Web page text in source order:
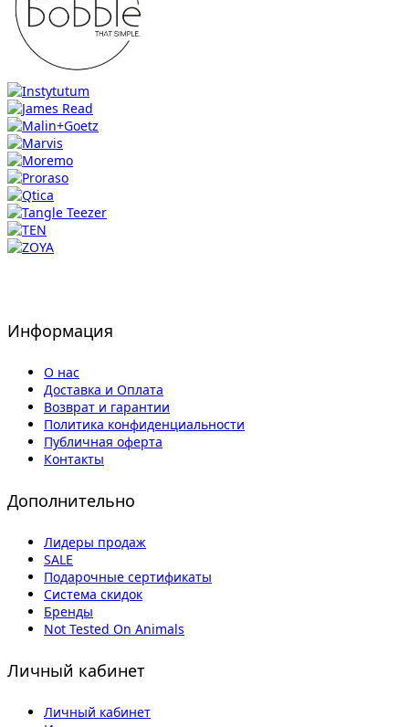
Информация
О нас
Доставка и Оплата
Возврат и гарантии
Политика конфиденциальности
Публичная оферта
Контакты
Дополнительно
Лидеры продаж
SALE
Подарочные сертификаты
Система скидок
Бренды
Not Tested On Animals
Личный кабинет
Личный кабинет